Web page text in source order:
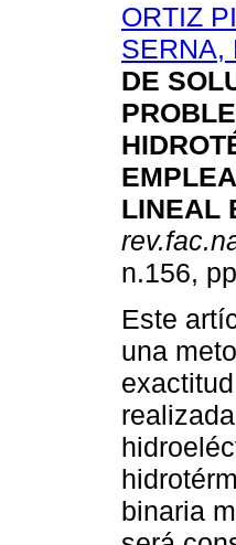
ORTIZ
SERNA,
DE
LINEAL
n.156,
Este
una
binaria